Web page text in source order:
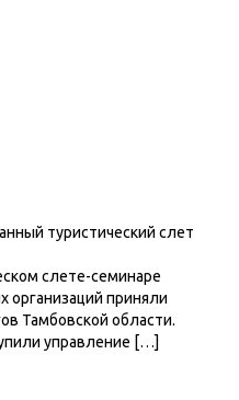
туристический слет
слете-семинаре
организаций приняли
Тамбовской области.
управление […]